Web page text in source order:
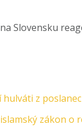
Slovensku
z
zákon o